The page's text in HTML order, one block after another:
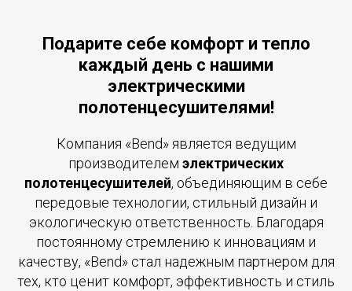
Подарите себе комфорт и тепло
каждый день с нашими
электрическими
полотенцесушителями!
Компания «Bend» является ведущим
производителем электрических
полотенцесушителей, объединяющим в себе
передовые технологии, стильный дизайн и
экологическую ответственность. Благодаря
постоянному стремлению к инновациям и
качеству, «Bend» стал надежным партнером для
тех, кто ценит комфорт, эффективность и стиль